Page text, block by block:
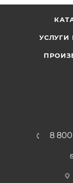
УСЛУГИ
8 800